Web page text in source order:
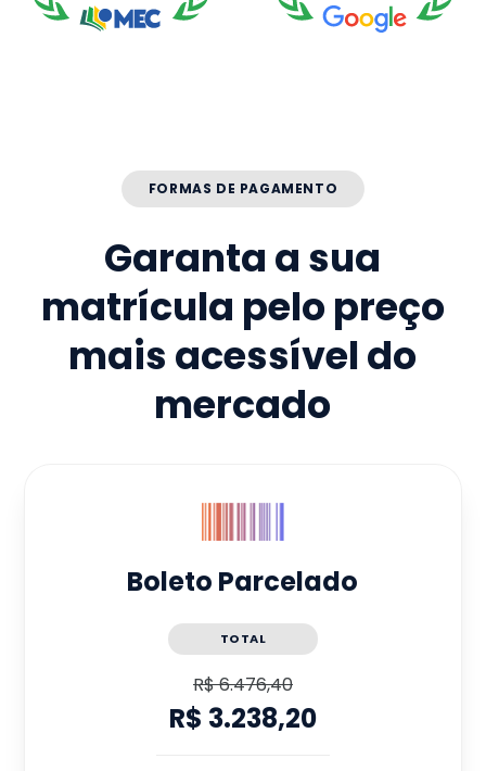
FORMAS DE PAGAMENTO
Garanta a sua
matrícula pelo preço
mais acessível do
mercado
Boleto Parcelado
TOTAL
R$ 6.476,40
R$ 3.238,20